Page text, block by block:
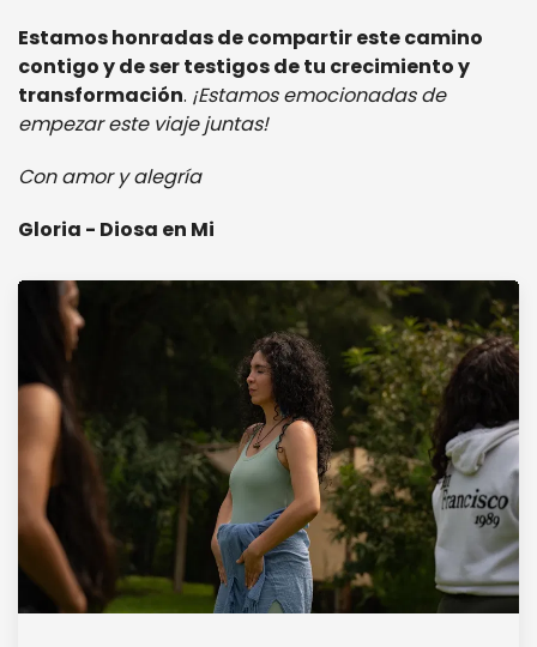
Estamos honradas de compartir este camino
contigo y de ser testigos de tu crecimiento y
transformación. ¡Estamos emocionadas de
empezar este viaje juntas!
Con amor y alegría
Gloria - Diosa en Mi